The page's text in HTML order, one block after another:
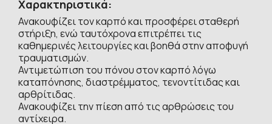
Χαρακτηριστικά:
Ανακουφίζει τον καρπό και προσφέρει σταθερή
στήριξη, ενώ ταυτόχρονα επιτρέπει τις
καθημερινές λειτουργίες και βοηθά στην αποφυγή
τραυματισμών.
Αντιμετώπιση του πόνου στον καρπό λόγω
καταπόνησης, διαστρέμματος, τενοντίτιδας και
αρθρίτιδας.
Ανακουφίζει την πίεση από τις αρθρώσεις του
αντίχειρα.